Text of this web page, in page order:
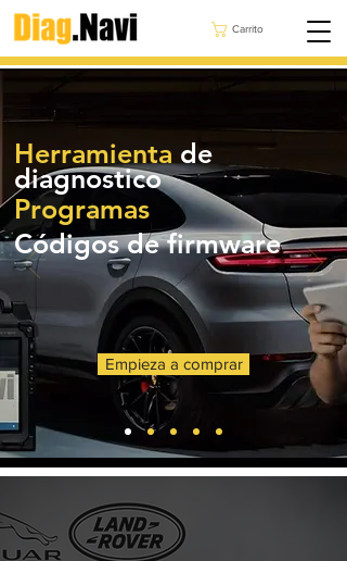
Carrito
Herramienta de
diagnostico
Programas
Códigos de firmware
Empieza a comprar